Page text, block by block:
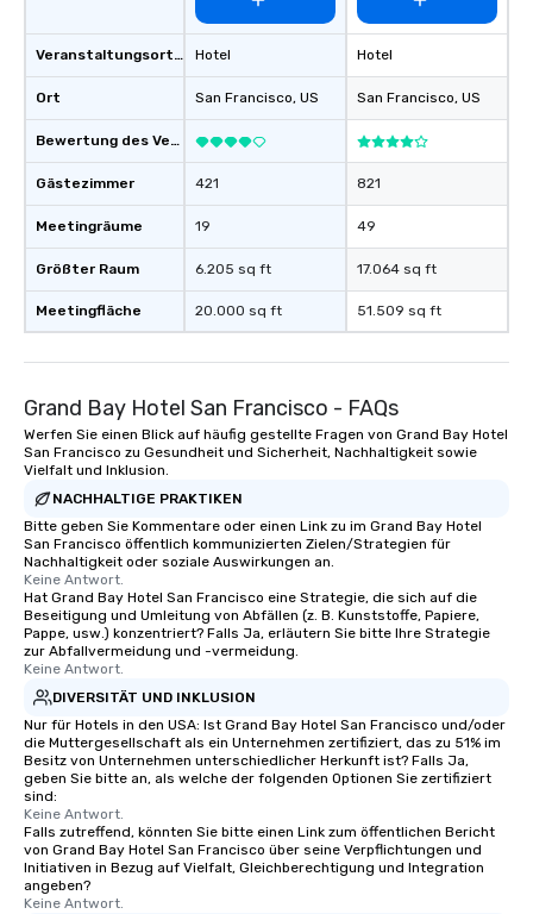
Veranstaltungsortstyp
Ort
Bewertung des Veranstaltungsortes
Gästezimmer
Meetingräume
Größter Raum
Meetingfläche
Hotel
San Francisco, US
421
19
6.205 sq ft
20.000 sq ft
Hotel
San Francisco, US
821
49
17.064 sq ft
51.509 sq ft
Grand Bay Hotel San Francisco - FAQs
Werfen Sie einen Blick auf häufig gestellte Fragen von Grand Bay Hotel
San Francisco zu Gesundheit und Sicherheit, Nachhaltigkeit sowie
Vielfalt und Inklusion.
NACHHALTIGE PRAKTIKEN
Bitte geben Sie Kommentare oder einen Link zu im Grand Bay Hotel
San Francisco öffentlich kommunizierten Zielen/Strategien für
Nachhaltigkeit oder soziale Auswirkungen an.
Keine Antwort.
Hat Grand Bay Hotel San Francisco eine Strategie, die sich auf die
Beseitigung und Umleitung von Abfällen (z. B. Kunststoffe, Papiere,
Pappe, usw.) konzentriert? Falls Ja, erläutern Sie bitte Ihre Strategie
zur Abfallvermeidung und -vermeidung.
Keine Antwort.
DIVERSITÄT UND INKLUSION
Nur für Hotels in den USA: Ist Grand Bay Hotel San Francisco und/oder
die Muttergesellschaft als ein Unternehmen zertifiziert, das zu 51% im
Besitz von Unternehmen unterschiedlicher Herkunft ist? Falls Ja,
geben Sie bitte an, als welche der folgenden Optionen Sie zertifiziert
sind:
Keine Antwort.
Falls zutreffend, könnten Sie bitte einen Link zum öffentlichen Bericht
von Grand Bay Hotel San Francisco über seine Verpflichtungen und
Initiativen in Bezug auf Vielfalt, Gleichberechtigung und Integration
angeben?
Keine Antwort.